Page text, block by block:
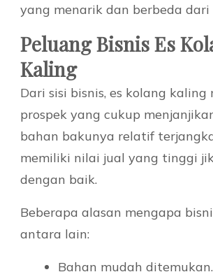
yang menarik dan berbeda dari
Peluang Bisnis Es
Kaling
Dari sisi bisnis, es kolang kaling
prospek yang cukup
bahan bakunya relatif
memiliki nilai jual yang tinggi
dengan baik.
Beberapa alasan mengapa
antara lain:
Bahan mudah ditemukan.